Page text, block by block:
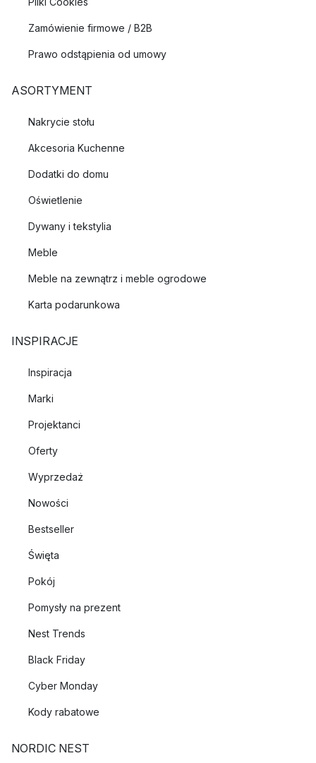
Zamówienie firmowe / B2B
Prawo odstąpienia od umowy
ASORTYMENT
Nakrycie stołu
Akcesoria Kuchenne
Dodatki do domu
Oświetlenie
Dywany i tekstylia
Meble
Meble na zewnątrz i meble ogrodowe
Karta podarunkowa
INSPIRACJE
Inspiracja
Marki
Projektanci
Oferty
Wyprzedaż
Nowości
Bestseller
Święta
Pokój
Pomysły na prezent
Nest Trends
Black Friday
Cyber Monday
Kody rabatowe
NORDIC NEST